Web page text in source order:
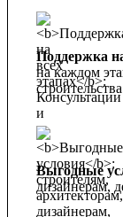
Поддержка
на каждом
Выгодные
дизайнерам,